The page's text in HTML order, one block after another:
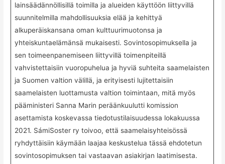
lainsäädännöllisillä toimilla ja alueiden käyttöön liittyvillä
suunnitelmilla mahdollisuuksia elää ja kehittyä
alkuperäiskansana oman kulttuurimuotonsa ja
yhteiskuntaelämänsä mukaisesti. Sovintosopimuksella ja
sen toimeenpanemiseen liittyvillä toimenpiteillä
vahvistettaisiin vuoropuhelua ja hyviä suhteita saamelaisten
ja Suomen valtion välillä, ja erityisesti lujitettaisiin
saamelaisten luottamusta valtion toimintaan, mitä myös
pääministeri Sanna Marin peräänkuulutti komission
asettamista koskevassa tiedotustilaisuudessa lokakuussa
2021. SámiSoster ry toivoo, että saamelaisyhteisössä
ryhdyttäisiin käymään laajaa keskustelua tässä ehdotetun
sovintosopimuksen tai vastaavan asiakirjan laatimisesta.